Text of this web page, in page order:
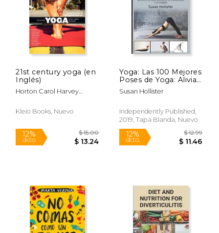
21st century yoga (en
Inglés)
Horton Carol Harvey
Kleio Books, Nuevo
Yoga: Las 100 Mejores
Poses de Yoga: Alivia
el Estrés, Aumenta tu
Flexibilidad y tu
Poses de Yoga
Técnicas de Ejercicio y
Fortalecimiento y
Alivio del Estrés)
Susan Hollister
Independently Published,
2019, Tapa Blanda, Nuevo